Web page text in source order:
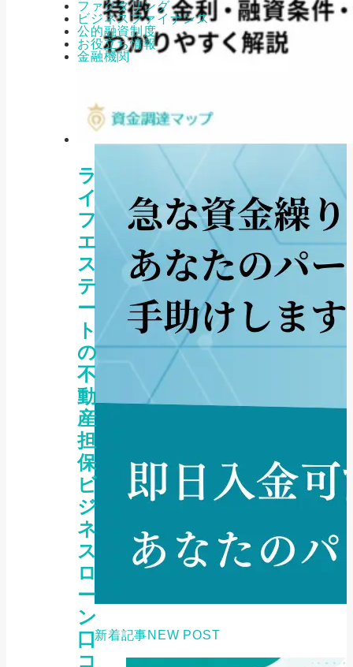
ファクタリング
ビジネスファイナンス
公的融資制度
お役立ち情報
金融機関
ラ
イ
フ
エ
ス
テ
ー
ト
の
不
動
産
担
保
ビ
ジ
ネ
ス
ロ
ー
ン
口
コ
新着記事NEW POST